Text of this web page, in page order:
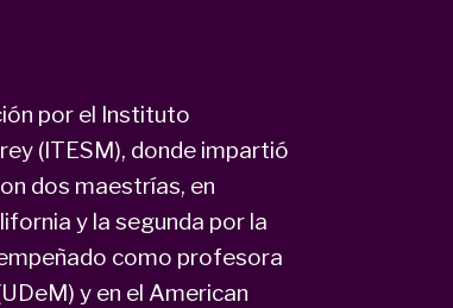
por el Instituto
(ITESM), donde impartió
dos maestrías, en
y la segunda por la
como profesora
y en el American